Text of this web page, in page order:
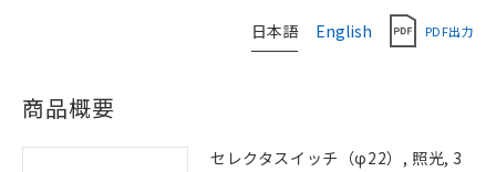
日本語 English PDF出力
商品概要
セレクタスイッチ（φ22）, 照光, 3